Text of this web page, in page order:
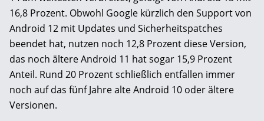
16,8 Prozent. Obwohl Google kürzlich den Support von
Android 12 mit Updates und Sicherheitspatches
beendet hat, nutzen noch 12,8 Prozent diese Version,
das noch ältere Android 11 hat sogar 15,9 Prozent
Anteil. Rund 20 Prozent schließlich entfallen immer
noch auf das fünf Jahre alte Android 10 oder ältere
Versionen.